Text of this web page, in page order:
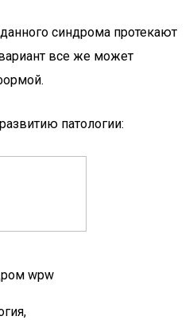
синдрома протекают
все же может
патологии:
wpw